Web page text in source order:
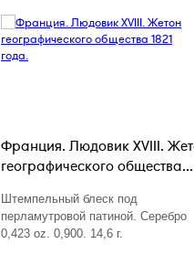
Франция. Людовик XVIII.
географического общества...
Штемпельный блеск под
перламутровой патиной. Серебро
0,423 oz. 0,900. 14,6 г.